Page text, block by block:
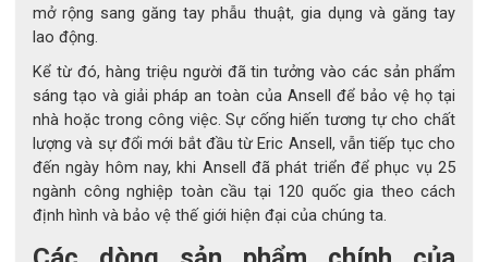
Găng tay chống hóa chất Microflex 93-260
2. Cấu tạo và công nghệ nổi bật
2.1 Thiết kế ba lớp sáng tạo
mở rộng sang găng tay phẫu thuật, gia dụng và găng tay
lao động.
Kể từ đó, hàng triệu người đã tin tưởng vào các sản phẩm
sáng tạo và giải pháp an toàn của Ansell để bảo vệ họ tại
nhà hoặc trong công việc. Sự cống hiến tương tự cho chất
lượng và sự đổi mới bắt đầu từ Eric Ansell, vẫn tiếp tục cho
đến ngày hôm nay, khi Ansell đã phát triển để phục vụ 25
ngành công nghiệp toàn cầu tại 120 quốc gia theo cách
định hình và bảo vệ thế giới hiện đại của chúng ta.